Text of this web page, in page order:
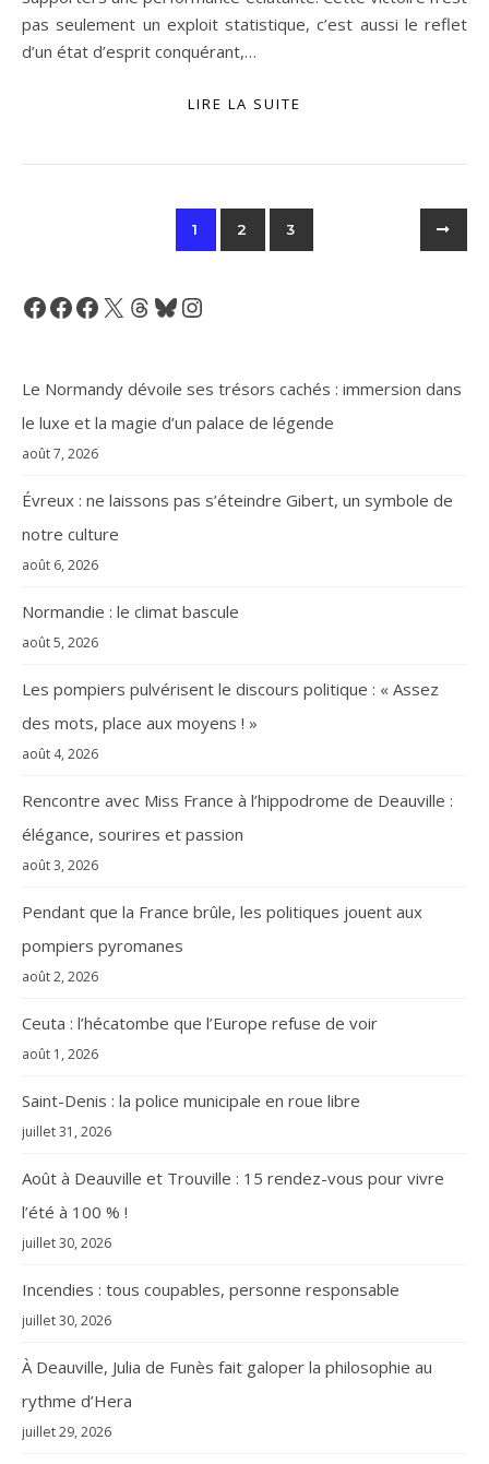
pas seulement un exploit statistique, c’est aussi le reflet
d’un état d’esprit conquérant,…
LIRE LA SUITE
1 2 3
Facebook
Facebook
Facebook
X Threads
BlueskyInstagram
Le Normandy dévoile ses trésors cachés : immersion dans
le luxe et la magie d’un palace de légende
août 7, 2026
Évreux : ne laissons pas s’éteindre Gibert, un symbole de
notre culture
août 6, 2026
Normandie : le climat bascule
août 5, 2026
Les pompiers pulvérisent le discours politique : « Assez
des mots, place aux moyens ! »
août 4, 2026
Rencontre avec Miss France à l’hippodrome de Deauville :
élégance, sourires et passion
août 3, 2026
Pendant que la France brûle, les politiques jouent aux
pompiers pyromanes
août 2, 2026
Ceuta : l’hécatombe que l’Europe refuse de voir
août 1, 2026
Saint-Denis : la police municipale en roue libre
juillet 31, 2026
Août à Deauville et Trouville : 15 rendez-vous pour vivre
l’été à 100 % !
juillet 30, 2026
Incendies : tous coupables, personne responsable
juillet 30, 2026
À Deauville, Julia de Funès fait galoper la philosophie au
rythme d’Hera
juillet 29, 2026